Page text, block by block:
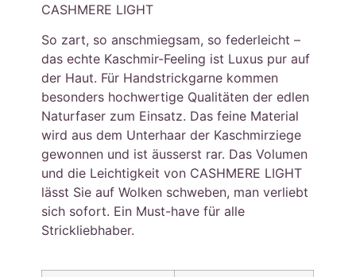
CASHMERE LIGHT
So zart, so anschmiegsam, so federleicht –
das echte Kaschmir-Feeling ist Luxus pur auf
der Haut. Für Handstrickgarne kommen
besonders hochwertige Qualitäten der edlen
Naturfaser zum Einsatz. Das feine Material
wird aus dem Unterhaar der Kaschmirziege
gewonnen und ist äusserst rar. Das Volumen
und die Leichtigkeit von CASHMERE LIGHT
lässt Sie auf Wolken schweben, man verliebt
sich sofort. Ein Must-have für alle
Strickliebhaber.